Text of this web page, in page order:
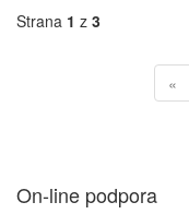
Strana 1 z 3
«
On-line podpora